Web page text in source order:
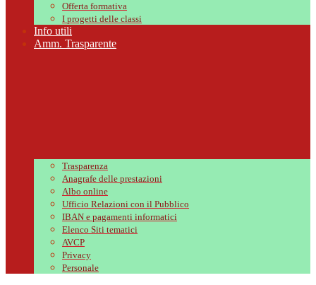
Offerta formativa
I progetti delle classi
Info utili
Amm. Trasparente
Trasparenza
Anagrafe delle prestazioni
Albo online
Ufficio Relazioni con il Pubblico
IBAN e pagamenti informatici
Elenco Siti tematici
AVCP
Privacy
Personale